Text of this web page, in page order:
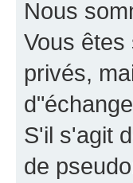
Nous
Vous
privés,
S'il s'agit
de